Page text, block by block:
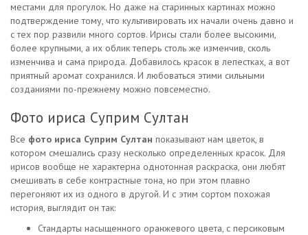
местами для прогулок. Но даже на старинных картинах можно
подтверждение тому, что культивировать их начали очень давно и
с тех пор развили много сортов. Ирисы стали более высокими,
более крупными, а их облик теперь столь же изменчив, сколь
изменчива и сама природа. Добавилось красок в лепестках, а вот
приятный аромат сохранился. И любоваться этими сильными
созданиями по-прежнему можно повсеместно.
Фото ириса Суприм Султан
Все фото ириса Суприм Султан показывают нам цветок, в
котором смешались сразу несколько определенных красок. Для
ирисов вообще не характерна однотонная раскраска, они любят
смешивать в себе контрастные тона, но при этом плавно
перегоняют их из одного в другой. И с этим сортом похожая
история, выглядит он так:
Стандарты насыщенного оранжевого цвета, с персиковым